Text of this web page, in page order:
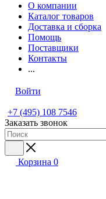
О компании
Каталог товаров
Доставка и сборка
Помощь
Поставщики
Контакты
...
Войти
+7 (495) 108 7546
Заказать звонок
Корзина 0